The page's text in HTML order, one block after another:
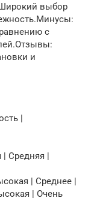
выбор
с
и
|
Средняя |
| Среднее |
| Очень